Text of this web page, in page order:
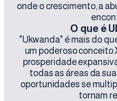
onde o crescimento, a
O que é
"Ukwanda" é mais do
um poderoso conceito
prosperidade
todas as áreas da
oportunidades se
tornam